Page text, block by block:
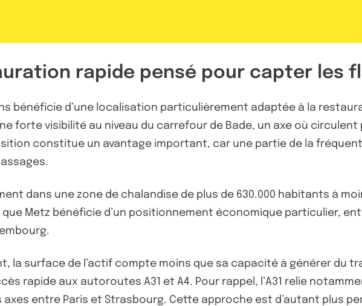
rapide pensé pour capter les
bénéficie d’une localisation particulièrement adaptée à la
forte visibilité au niveau du carrefour de Bade, un axe où
constitue un avantage important, car une partie de la
dans une zone de chalandise de plus de 630.000 habitants à
que Metz bénéficie d’un positionnement économique particulier,
la surface de l’actif compte moins que sa capacité à générer du
rapide aux autoroutes A31 et A4. Pour rappel, l’A31 relie
axes entre Paris et Strasbourg. Cette approche est d’autant plus